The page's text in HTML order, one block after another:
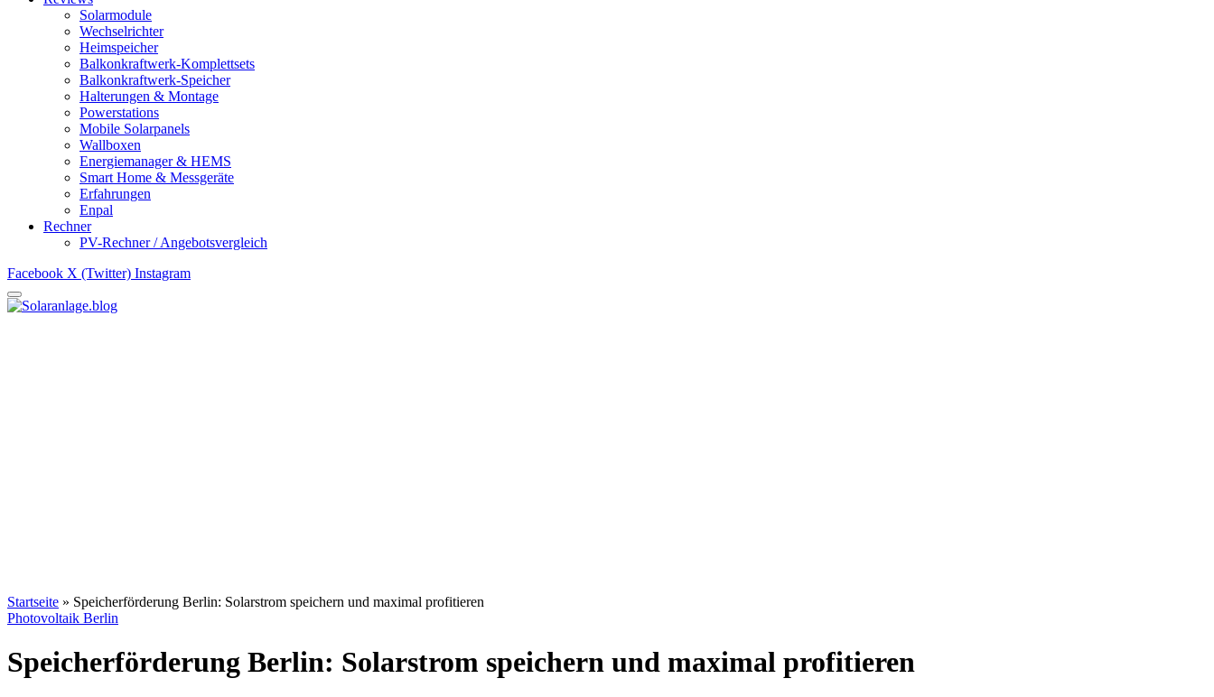
Solarmodule
Wechselrichter
Heimspeicher
Balkonkraftwerk-Komplettsets
Balkonkraftwerk-Speicher
Halterungen & Montage
Powerstations
Mobile Solarpanels
Wallboxen
Energiemanager & HEMS
Smart Home & Messgeräte
Erfahrungen
Enpal
Rechner
PV-Rechner / Angebotsvergleich
Facebook X (Twitter) Instagram
Startseite » Speicherförderung Berlin: Solarstrom speichern und maximal profitieren
Photovoltaik Berlin
Speicherförderung Berlin: Solarstrom speichern und maximal profitieren